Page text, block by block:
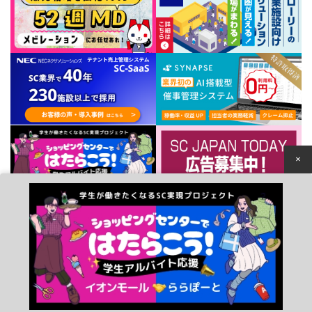
個人情報保護方針
© 2022 Japan Council of Shopping Centers
×